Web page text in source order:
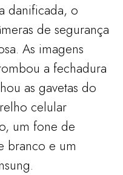
danificada, o
de segurança
As imagens
a fechadura
as gavetas do
celular
um fone de
branco e um